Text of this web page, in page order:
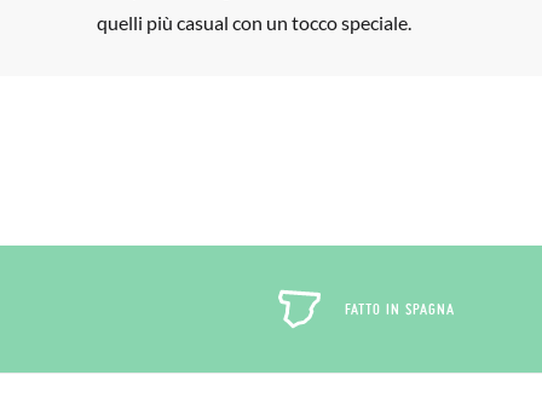
quelli più casual con un tocco speciale.
FATTO IN SPAGNA